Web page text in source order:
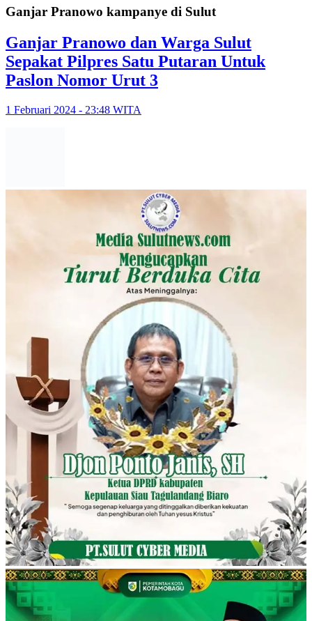
Ganjar Pranowo kampanye di Sulut
Ganjar Pranowo dan Warga Sulut
Sepakat Pilpres Satu Putaran Untuk
Paslon Nomor Urut 3
1 Februari 2024 - 23:48 WITA